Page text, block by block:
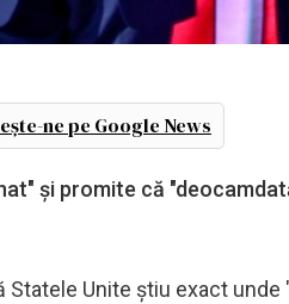
ne pe Google News
şi promite că
Unite ştiu exact